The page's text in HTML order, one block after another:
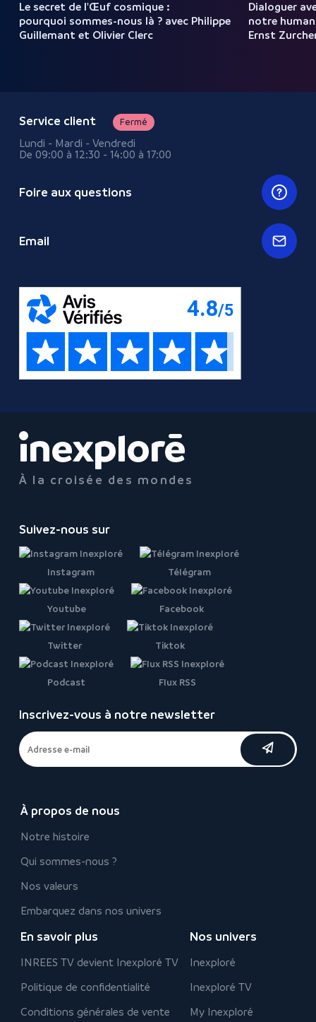
Le secret de l'Œuf cosmique :
pourquoi sommes-nous là ? avec Philippe
Guillemant et Olivier Clerc
Dialoguer
notre
Ernst
À la croisée des mondes
Suivez-nous sur
Instagram Télégram
Youtube Facebook
Twitter Tiktok
Podcast Flux RSS
Inscrivez-vous à notre newsletter
À propos de nous
Notre histoire
Qui sommes-nous ?
Nos valeurs
Embarquez dans nos univers
En savoir plus
INREES TV devient Inexploré TV
Politique de confidentialité
Conditions générales de vente
Nos univers
Inexploré
Inexploré TV
My Inexploré
Service client Fermé
Lundi - Mardi - Vendredi
De 09:00 à 12:30 - 14:00 à 17:00
Foire aux questions
Email